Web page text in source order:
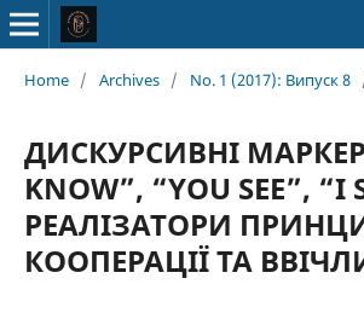
Home / Archives / No. 1 (2017): Випуск 8
ДИСКУРСИВНІ
KNOW”, “YOU SEE”, “I
РЕАЛІЗАТОРИ
КООПЕРАЦІЇ ТА